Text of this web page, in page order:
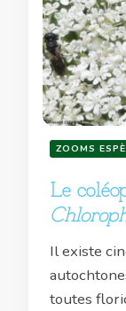
ZOOMS
Le
Il existe
toutes